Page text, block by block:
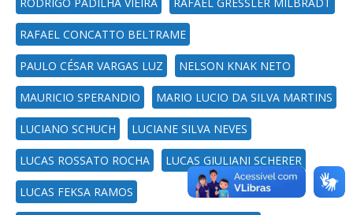
RAFAEL CONCATTO BELTRAME
PAULO CÉSAR VARGAS LUZ NELSON KNAK NETO
MAURICIO SPERANDIO MARIO LUCIO DA SILVA MARTINS
LUCIANO SCHUCH LUCIANE SILVA NEVES
LUCAS ROSSATO ROCHA LUCAS GIULIANI SCHERER
LUCAS FEKSA RAMOS